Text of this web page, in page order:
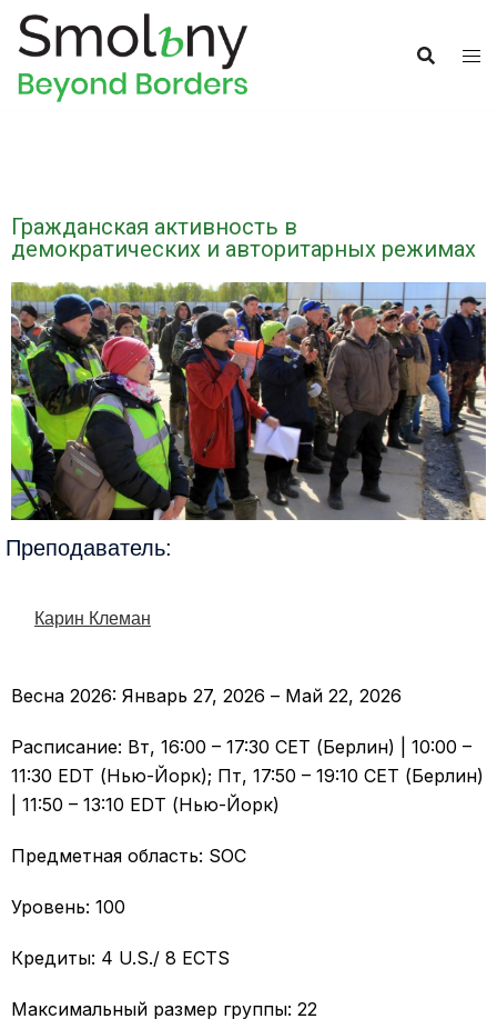
Гражданская активность в
демократических и авторитарных режимах
Преподаватель:
Карин Клеман
Весна 2026: Январь 27, 2026 – Май 22, 2026
Расписание: Вт, 16:00 – 17:30 CET (Берлин) | 10:00 –
11:30 EDT (Нью-Йорк); Пт, 17:50 – 19:10 CET (Берлин)
| 11:50 – 13:10 EDT (Нью-Йорк)
Предметная область: SOC
Уровень: 100
Кредиты: 4 U.S./ 8 ECTS
Максимальный размер группы: 22